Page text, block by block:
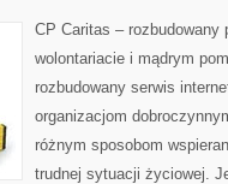
CP Caritas – rozbudowany
wolontariacie i mądrym
rozbudowany serwis
organizacjom
różnym sposobom
trudnej sytuacji życiowej.